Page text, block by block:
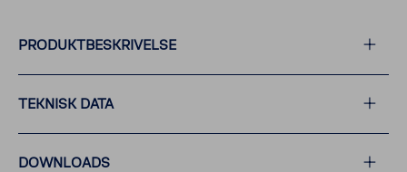
PRODUKTBESKRIVELSE
TEKNISK DATA
DOWNLOADS